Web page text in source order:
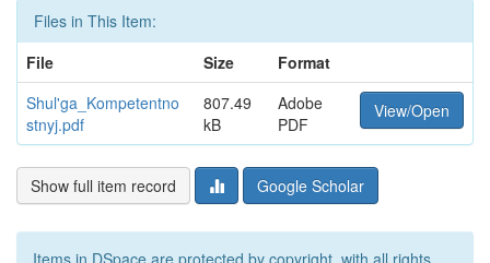
Files in This Item:
File
Size
Format
Shul'ga_Kompetentno
stnyj.pdf
807.49
kB
Adobe
PDF
View/Open
Show full item record Google Scholar
Items in DSpace are protected by copyright, with all rights